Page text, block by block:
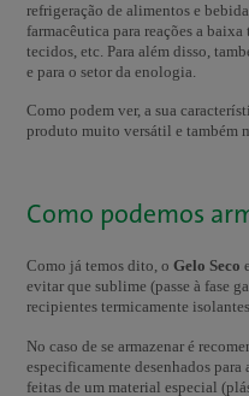
refrigeração de alimentos e
farmacêutica para reações a
tecidos, etc. Para além disso,
e para o setor da enologia.
Como podem ver, a sua
produto muito versátil e também
Como podemos
Como já temos dito, o Gelo Seco
evitar que sublime (passe à fase
recipientes termicamente
No caso de se armazenar é
especificamente desenhados para
feitas de um material especial